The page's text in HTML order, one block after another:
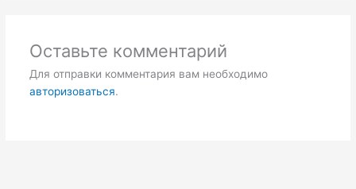
Оставьте комментарий
Для отправки комментария вам необходимо
авторизоваться.